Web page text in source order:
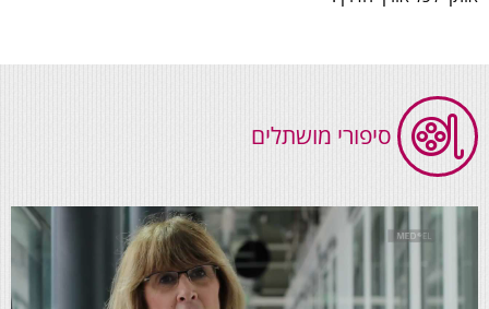
סיפורי מושתלים